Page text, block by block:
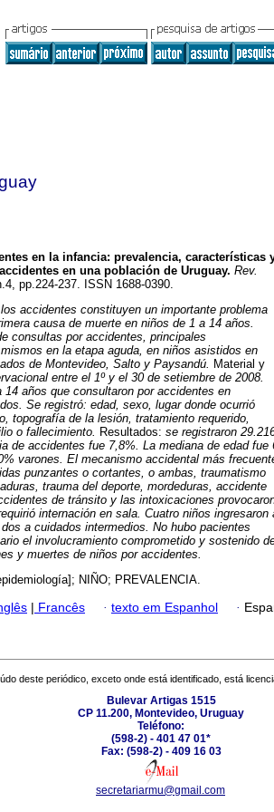
en la infancia: prevalencia, características
en una población de Uruguay. Rev.
pp.224-237. ISSN 1688-0390.
los accidentes constituyen un importante problema
causa de muerte en niños de 1 a 14 años.
consultas por accidentes, principales
en la etapa aguda, en niños asistidos en
de Montevideo, Salto y Paysandú. Material y
entre el 1º y el 30 de setiembre de 2008.
años que consultaron por accidentes en
Se registró: edad, sexo, lugar donde ocurrió
topografía de la lesión, tratamiento requerido,
o fallecimiento. Resultados: se registraron
de accidentes fue 7,8%. La mediana de edad fue
varones. El mecanismo accidental más
punzantes o cortantes, o ambas, traumatismo
trauma del deporte, mordeduras, accidente
de tránsito y las intoxicaciones
internación en sala. Cuatro niños ingresaron
a cuidados intermedios. No hubo pacientes
el involucramiento comprometido y sostenido
y muertes de niños por accidentes.
NIÑO; PREVALENCIA.
| Francês · texto em Espanhol ·
deste periódico, exceto onde está identificado, está
Bulevar Artigas 1515
CP 11.200, Montevideo, Uruguay
Teléfono:
(598-2) - 401 47 01*
Fax: (598-2) - 409 16 03
secretariarmu@gmail.com